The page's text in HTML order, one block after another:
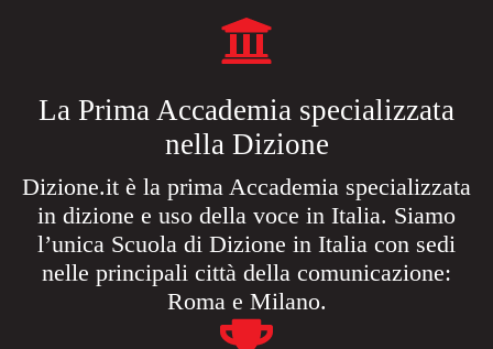
La Prima Accademia specializzata
nella Dizione​
Dizione.it è la prima Accademia specializzata
in dizione e uso della voce in Italia. Siamo
l’unica Scuola di Dizione in Italia con sedi
nelle principali città della comunicazione:
Roma e Milano.